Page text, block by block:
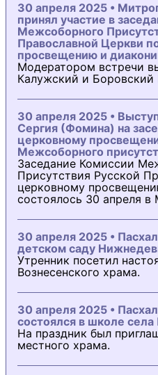
30 апреля 2025 •
принял участие в
Межсоборного
Православной Церкви
просвещению и
Модератором встречи
Калужский и Боровский
30 апреля 2025 •
Сергия (Фомина) на
церковному
Межсоборного
Заседание Комиссии
Присутствия Русской
церковному
состоялось 30 апреля в
30 апреля 2025 •
детском саду
Утренник посетил
Вознесенского храма.
30 апреля 2025 •
состоялся в школе
На праздник был
местного храма.